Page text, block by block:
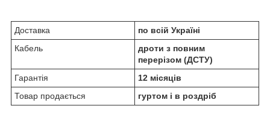
Доставка
по всій Україні
Кабель
дроти з повним
перерізом (ДСТУ)
Гарантія
12 місяців
Товар продається
гуртом і в роздріб